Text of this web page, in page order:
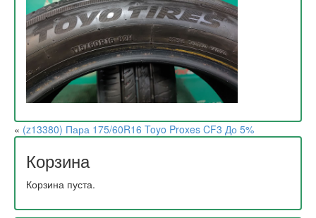
« (z13380) Пара 175/60R16 Toyo Proxes CF3 До 5%
Корзина
Корзина пуста.